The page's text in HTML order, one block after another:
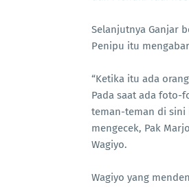
Selanjutnya Ganjar
Penipu itu
“Ketika itu ada
Pada saat ada foto-
teman-teman di sini
mengecek, Pak
Wagiyo.
Wagiyo yang